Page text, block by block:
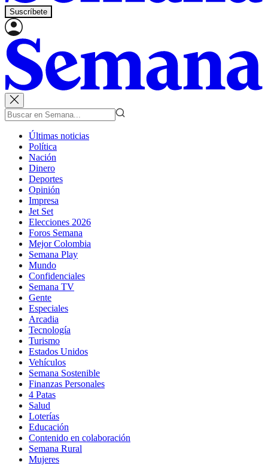
Suscríbete
Últimas noticias
Política
Nación
Dinero
Deportes
Opinión
Impresa
Jet Set
Elecciones 2026
Foros Semana
Mejor Colombia
Semana Play
Mundo
Confidenciales
Semana TV
Gente
Especiales
Arcadia
Tecnología
Turismo
Estados Unidos
Vehículos
Semana Sostenible
Finanzas Personales
4 Patas
Salud
Loterías
Educación
Contenido en colaboración
Semana Rural
Mujeres